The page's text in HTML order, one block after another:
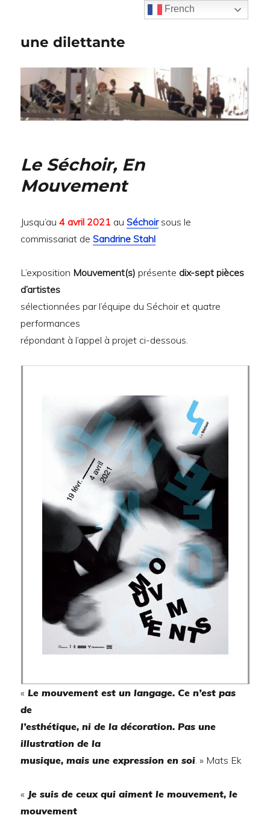
une dilettante
Le Séchoir, En
Mouvement
Jusqu’au4 avril 2021 auSéchoirsous le
commissariat de Sandrine Stahl
L’exposition Mouvement(s) présente dix-sept pièces
d’artistes
sélectionnées par l’équipe du Séchoir et quatre
performances
répondant à l’appel à projet ci-dessous.
« Le mouvement est un langage. Ce n’est pas
de
l’esthétique, ni de la décoration. Pas une
illustration de la
musique, mais une expression en soi. » Mats Ek
« Je suis de ceux qui aiment le mouvement, le
mouvement
French